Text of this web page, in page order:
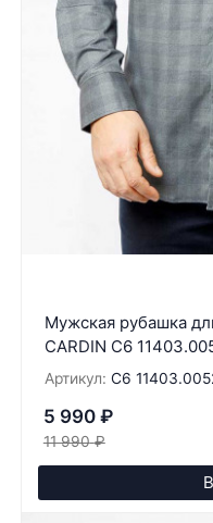
Мужская рубашка
CARDIN C6
Артикул: C6
5 990 ₽
11 990 ₽